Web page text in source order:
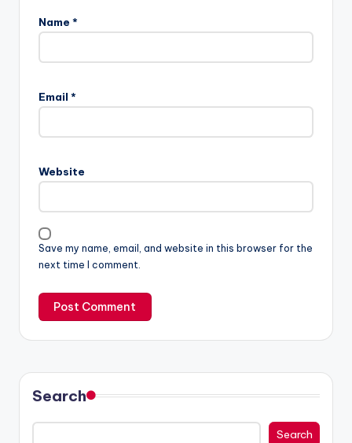
Name *
Email *
Website
Save my name, email, and website in this browser for the
next time I comment.
Search
Search